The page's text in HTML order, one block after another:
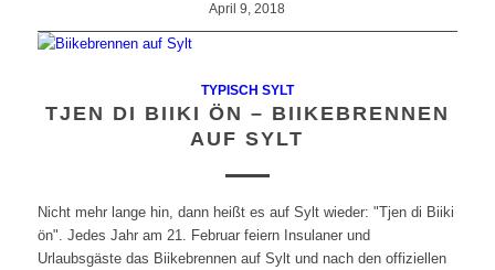
April 9, 2018
TYPISCH SYLT
TJEN DI BIIKI ÖN – BIIKEBRENNEN
AUF SYLT
Nicht mehr lange hin, dann heißt es auf Sylt wieder: "Tjen di Biiki
ön". Jedes Jahr am 21. Februar feiern Insulaner und
Urlaubsgäste das Biikebrennen auf Sylt und nach den offiziellen